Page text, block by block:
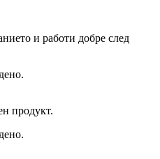
и работи добре след
продукт.